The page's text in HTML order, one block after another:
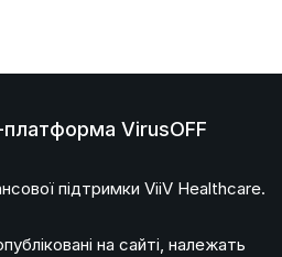
платформа VirusOFF
підтримки ViiV Healthcare.
на сайті, належать